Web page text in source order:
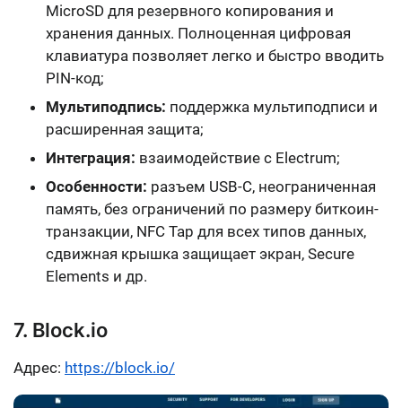
MicroSD для резервного копирования и
хранения данных. Полноценная цифровая
клавиатура позволяет легко и быстро вводить
PIN-код;
Мультиподпись: поддержка мультиподписи и
расширенная защита;
Интеграция: взаимодействие с Electrum;
Особенности: разъем USB-C, неограниченная
память, без ограничений по размеру биткоин-
транзакции, NFC Tap для всех типов данных,
сдвижная крышка защищает экран, Secure
Elements и др.
7. Block.io
Адрес: https://block.io/